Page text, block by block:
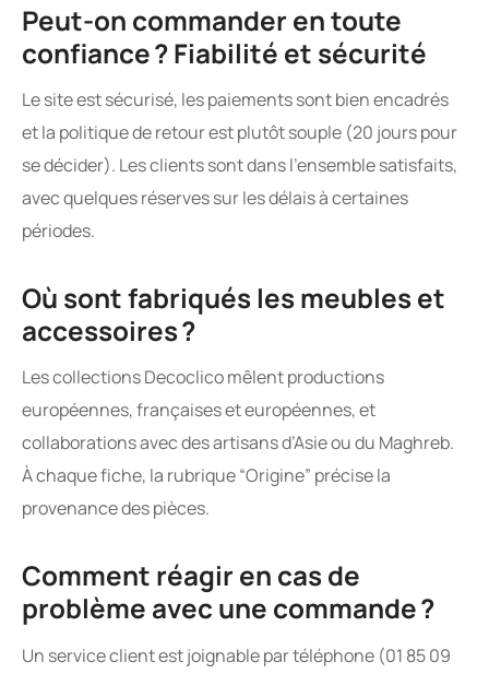
Peut-on commander en toute
confiance ? Fiabilité et sécurité
Le site est sécurisé, les paiements sont bien encadrés
et la politique de retour est plutôt souple (20 jours pour
se décider). Les clients sont dans l’ensemble satisfaits,
avec quelques réserves sur les délais à certaines
périodes.
Où sont fabriqués les meubles et
accessoires ?
Les collections Decoclico mêlent productions
européennes, françaises et européennes, et
collaborations avec des artisans d’Asie ou du Maghreb.
À chaque fiche, la rubrique “Origine” précise la
provenance des pièces.
Comment réagir en cas de
problème avec une commande ?
Un service client est joignable par téléphone (01 85 09